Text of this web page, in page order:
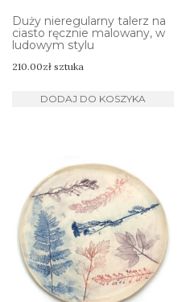
Duży nieregularny talerz na
ciasto ręcznie malowany, w
ludowym stylu
210.00zł sztuka
DODAJ DO KOSZYKA